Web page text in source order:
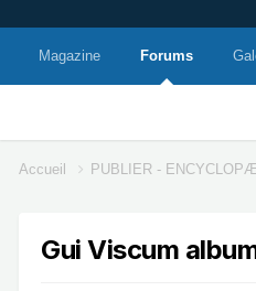
Magazine Forums
Accueil PUBLIER -
Gui Viscum